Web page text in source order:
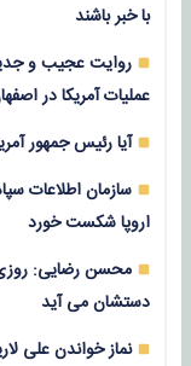
با خبر باشند
روایت عجیب و
عملیات آمریکا در
آیا رئیس جمهور
سازمان اطلاعات
اروپا شکست خورد
دستشان می آید
نماز خواندن علی